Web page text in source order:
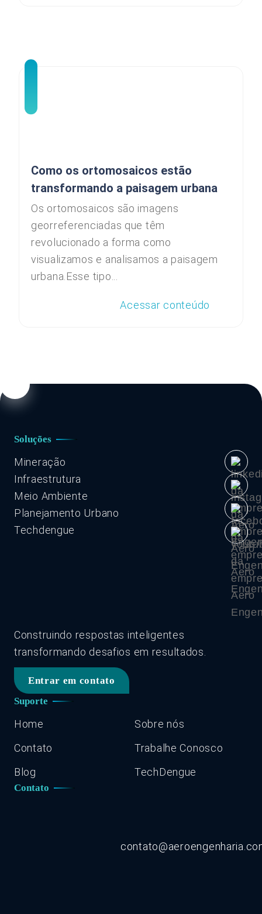
Como os ortomosaicos estão
transformando a paisagem urbana
Os ortomosaicos são imagens
georreferenciadas que têm
revolucionado a forma como
visualizamos e analisamos a paisagem
urbana.Esse tipo...
Acessar conteúdo
Construindo respostas inteligentes
transformando desafios em resultados.
Entrar em contato
Suporte
Home
Sobre nós
Contato
Trabalhe Conosco
Blog
TechDengue
Contato
Soluções
Mineração
Infraestrutura
Meio Ambiente
Planejamento Urbano
Techdengue